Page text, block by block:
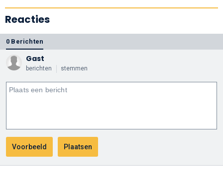
Reacties
0 Berichten
Gast
berichten stemmen